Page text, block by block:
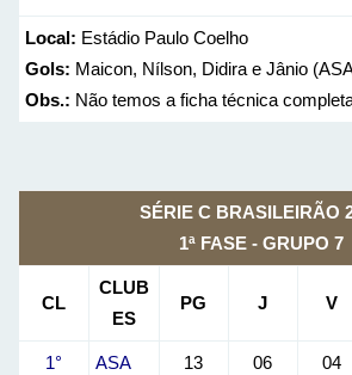
Local: Estádio Paulo Coelho
Gols: Maicon, Nílson, Didira e Jânio
Obs.: Não temos a ficha técnica
SÉRIE C BRASILEIRÃO
1ª FASE - GRUPO 7
CL
CLUB
ES
PG J V
1° ASA 13 06 04